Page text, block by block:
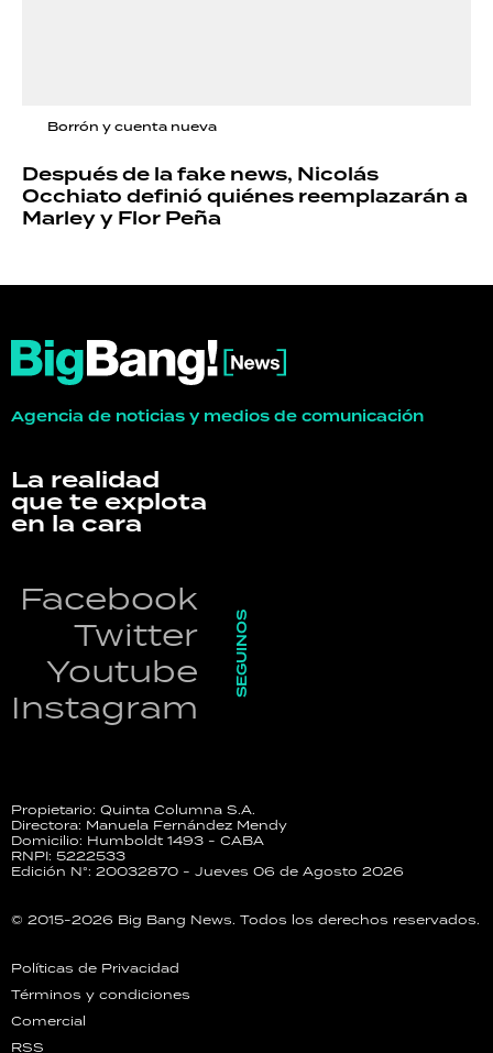
Borrón y cuenta nueva
Después de la fake news, Nicolás
Occhiato definió quiénes reemplazarán a
Marley y Flor Peña
Agencia de noticias y medios de comunicación
La realidad
que te explota
en la cara
Facebook
Twitter
Youtube
Instagram
SEGUINOS
Propietario: Quinta Columna S.A.
Directora: Manuela Fernández Mendy
Domicilio: Humboldt 1493 - CABA
RNPI: 5222533
Edición N°: 20032870 - Jueves 06 de Agosto 2026
© 2015-2026 Big Bang News. Todos los derechos reservados.
Políticas de Privacidad
Términos y condiciones
Comercial
RSS